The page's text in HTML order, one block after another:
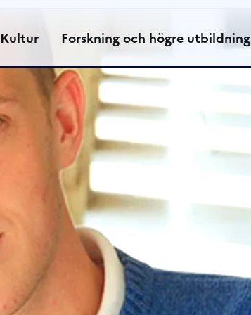
Kultur Forskning och högre utbildning